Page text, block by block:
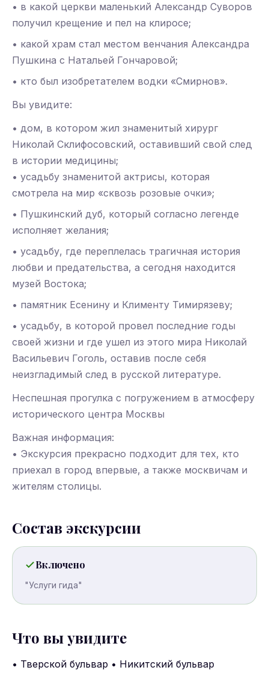
• в какой церкви маленький Александр Суворов
получил крещение и пел на клиросе;
• какой храм стал местом венчания Александра
Пушкина с Натальей Гончаровой;
• кто был изобретателем водки «Смирнов».
Вы увидите:
• дом, в котором жил знаменитый хирург
Николай Склифосовский, оставивший свой след
в истории медицины;
• усадьбу знаменитой актрисы, которая
смотрела на мир «сквозь розовые очки»;
• Пушкинский дуб, который согласно легенде
исполняет желания;
• усадьбу, где переплелась трагичная история
любви и предательства, а сегодня находится
музей Востока;
• памятник Есенину и Клименту Тимирязеву;
• усадьбу, в которой провел последние годы
своей жизни и где ушел из этого мира Николай
Васильевич Гоголь, оставив после себя
неизгладимый след в русской литературе.
Неспешная прогулка с погружением в атмосферу
исторического центра Москвы
Важная информация:
• Экскурсия прекрасно подходит для тех, кто
приехал в город впервые, а также москвичам и
жителям столицы.
Состав экскурсии
Включено
"Услуги гида"
Что вы увидите
• Тверской бульвар • Никитский бульвар